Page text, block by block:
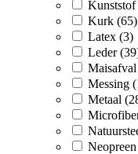
Kurk (65)
Latex (3)
Leder
Messing
Metaal